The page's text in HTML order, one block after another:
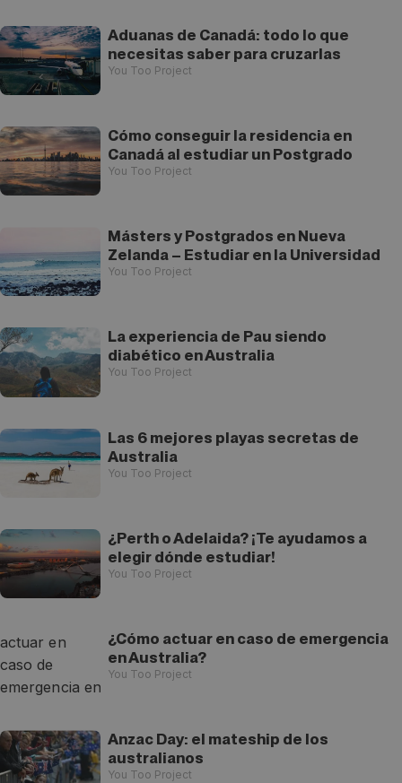
Aduanas de Canadá: todo lo que
necesitas saber para cruzarlas
You Too Project
Cómo conseguir la residencia en
Canadá al estudiar un Postgrado
You Too Project
Másters y Postgrados en Nueva
Zelanda – Estudiar en la Universidad
You Too Project
La experiencia de Pau siendo
diabético en Australia
You Too Project
Las 6 mejores playas secretas de
Australia
You Too Project
¿Perth o Adelaida? ¡Te ayudamos a
elegir dónde estudiar!
You Too Project
¿Cómo actuar en caso de emergencia
en Australia?
You Too Project
Anzac Day: el mateship de los
australianos
You Too Project